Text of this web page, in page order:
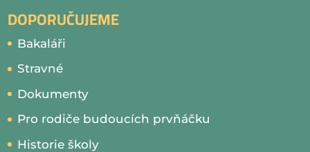
DOPORUČUJEME
Bakaláři
Stravné
Dokumenty
Pro rodiče budoucích prvňáčku
Historie školy